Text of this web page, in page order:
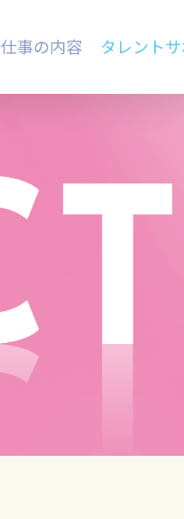
事の内容 タレント